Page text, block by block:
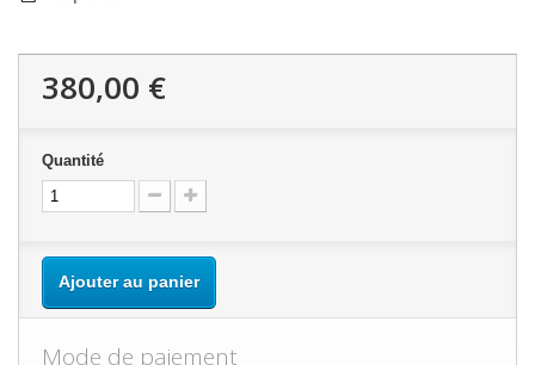
380,00 €
Quantité
Ajouter au panier
Mode de paiement